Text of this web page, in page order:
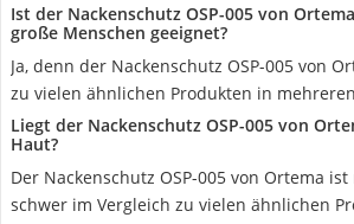
Ist der Nackenschutz OSP-005 von
große Menschen geeignet?
Ja, denn der Nackenschutz OSP-005 von
zu vielen ähnlichen Produkten in
Liegt der Nackenschutz OSP-005 von
Haut?
Der Nackenschutz OSP-005 von Ortema
schwer im Vergleich zu vielen ähnlichen